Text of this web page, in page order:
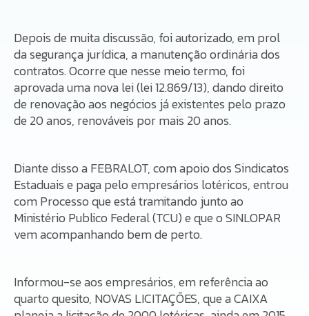
Depois de muita discussão, foi autorizado, em prol
da segurança jurídica, a manutenção ordinária dos
contratos. Ocorre que nesse meio termo, foi
aprovada uma nova lei (lei 12.869/13), dando direito
de renovação aos negócios já existentes pelo prazo
de 20 anos, renováveis por mais 20 anos.
Diante disso a FEBRALOT, com apoio dos Sindicatos
Estaduais e paga pelo empresários lotéricos, entrou
com Processo que está tramitando junto ao
Ministério Publico Federal (TCU) e que o SINLOPAR
vem acompanhando bem de perto.
Informou-se aos empresários, em referência ao
quarto quesito, NOVAS LICITAÇÕES, que a CAIXA